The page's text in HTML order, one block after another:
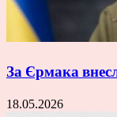
За Єрмака
18.05.2026